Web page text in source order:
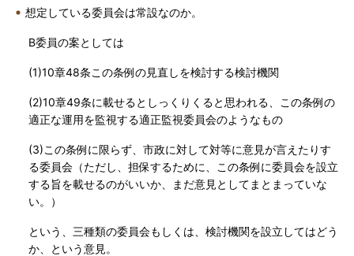
想定している委員会は常設なのか。
B委員の案としては
(1)10章48条この条例の見直しを検討する検討機関
(2)10章49条に載せるとしっくりくると思われる、この条例の
適正な運用を監視する適正監視委員会のようなもの
(3)この条例に限らず、市政に対して対等に意見が言えたりす
る委員会（ただし、担保するために、この条例に委員会を設立
する旨を載せるのがいいか、まだ意見としてまとまっていな
い。）
という、三種類の委員会もしくは、検討機関を設立してはどう
か、という意見。